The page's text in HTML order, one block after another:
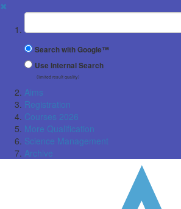
✖
Suchbegriff
Search with Google™
Use Internal Search
(limited result quality)
Aims
Registration
Courses 2026
More Qualification
Science Management
Archive